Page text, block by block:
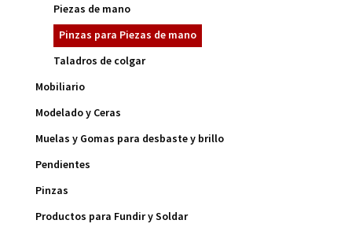
Piezas de mano
Pinzas para Piezas de mano
Taladros de colgar
Mobiliario
Modelado y Ceras
Muelas y Gomas para desbaste y brillo
Pendientes
Pinzas
Productos para Fundir y Soldar